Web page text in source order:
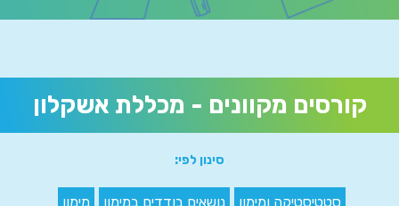
קורסים מקוונים - מכללת אשקלון
סינון לפי:
סטטיסטיקה ומימון נושאים בודדים במימון מימון